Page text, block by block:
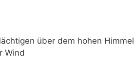
über dem hohen Himmel
Wind